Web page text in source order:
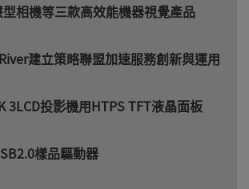
相機等三款高效能機器視覺產品
建立策略聯盟加速服務創新與運用
3LCD投影機用HTPS TFT液晶面板
樣品驅動器